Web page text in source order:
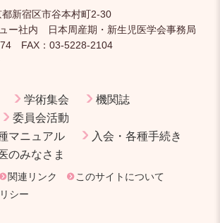
新宿区市谷本村町2-30
ュー社内 日本周産期・新生児医学会事務局
FAX：03-5228-2104
学術集会
機関誌
委員会活動
マニュアル
入会・各種手続き
のみなさま
関連リンク
このサイトについて
シー